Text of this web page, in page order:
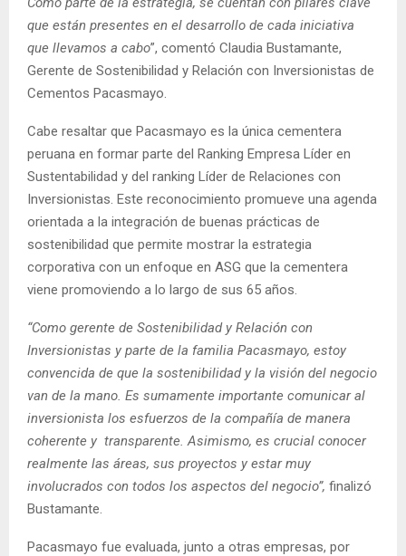
que están presentes en el desarrollo de cada iniciativa
que llevamos a cabo”, comentó Claudia Bustamante,
Gerente de Sostenibilidad y Relación con Inversionistas de
Cementos Pacasmayo.
Cabe resaltar que Pacasmayo es la única cementera
peruana en formar parte del Ranking Empresa Líder en
Sustentabilidad y del ranking Líder de Relaciones con
Inversionistas. Este reconocimiento promueve una agenda
orientada a la integración de buenas prácticas de
sostenibilidad que permite mostrar la estrategia
corporativa con un enfoque en ASG que la cementera
viene promoviendo a lo largo de sus 65 años.
“Como gerente de Sostenibilidad y Relación con
Inversionistas y parte de la familia Pacasmayo, estoy
convencida de que la sostenibilidad y la visión del negocio
van de la mano. Es sumamente importante comunicar al
inversionista los esfuerzos de la compañía de manera
coherente y transparente. Asimismo, es crucial conocer
realmente las áreas, sus proyectos y estar muy
involucrados con todos los aspectos del negocio”, finalizó
Bustamante.
Pacasmayo fue evaluada, junto a otras empresas, por